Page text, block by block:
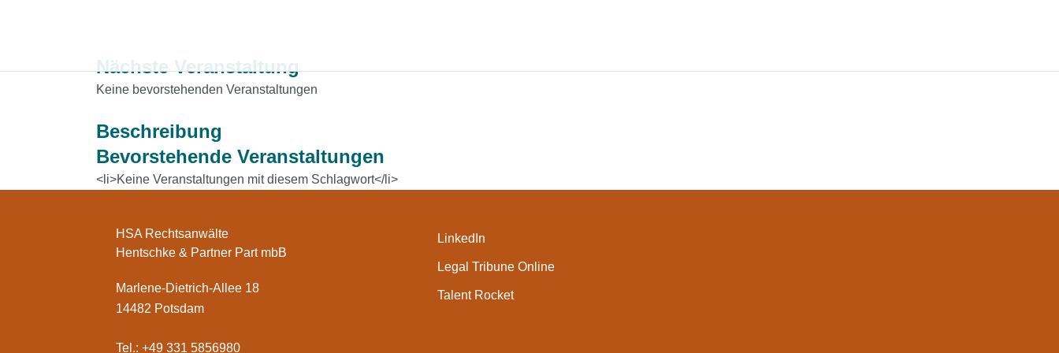
Nächste Veranstaltung
Keine bevorstehenden Veranstaltungen
Beschreibung
Bevorstehende Veranstaltungen
<li>Keine Veranstaltungen mit diesem Schlagwort</li>
HSA Rechtsanwälte
Hentschke & Partner Part mbB
Marlene-Dietrich-Allee 18
14482 Potsdam
Tel.: +49 331 5856980
LinkedIn
Legal Tribune Online
Talent Rocket